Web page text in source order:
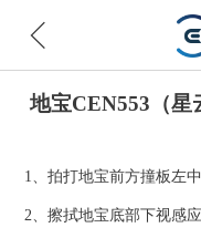
地宝CEN553（星
1、拍打地宝前方撞板左
2、擦拭地宝底部下视感应